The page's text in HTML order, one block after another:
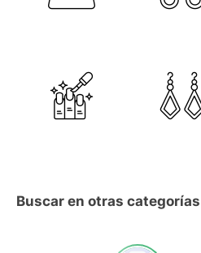
Buscar en otras categorías